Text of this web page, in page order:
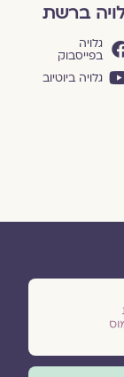
ברשת
גלויה
בפייסבוק
גלויה ביוטיוב